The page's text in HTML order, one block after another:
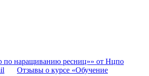
по наращиванию ресниц»» от Нцпо
Отзывы о курсе «Обучение